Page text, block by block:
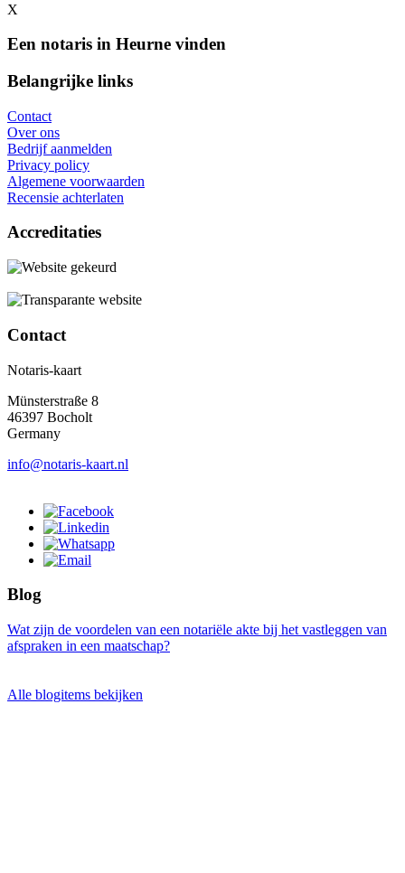
X
Een notaris in Heurne vinden
Belangrijke links
Contact
Over ons
Bedrijf aanmelden
Privacy policy
Algemene voorwaarden
Recensie achterlaten
Accreditaties
Contact
Notaris-kaart
Münsterstraße 8
46397 Bocholt
Germany
info@notaris-kaart.nl
Blog
Wat zijn de voordelen van een notariële akte bij het vastleggen van
afspraken in een maatschap?
Alle blogitems bekijken